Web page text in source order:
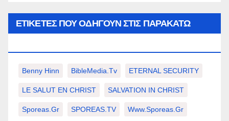
ΕΤΙΚΈΤΕΣ ΠΟΥ ΟΔΗΓΟΎΝ ΣΤΙΣ ΠΑΡΑΚΆΤΩ
Benny Hinn BibleMedia.tv ETERNAL SECURITY
LE SALUT EN CHRIST SALVATION IN CHRIST
Sporeas.gr SPOREAS.TV Www.sporeas.gr